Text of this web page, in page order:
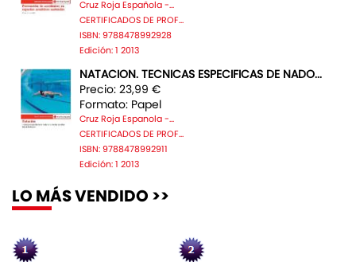
Cruz Roja Española -...
CERTIFICADOS DE PROF...
ISBN: 9788478992928
Edición: 1 2013
NATACION. TECNICAS ESPECIFICAS DE NADO...
Precio: 23,99 €
Formato: Papel
Cruz Roja Espanola -...
CERTIFICADOS DE PROF...
ISBN: 9788478992911
Edición: 1 2013
LO MÁS VENDIDO >>